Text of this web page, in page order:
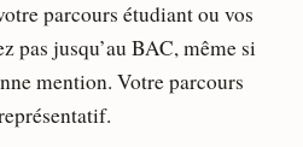
parcours étudiant ou vos
pas jusqu’au BAC, même si
mention. Votre parcours